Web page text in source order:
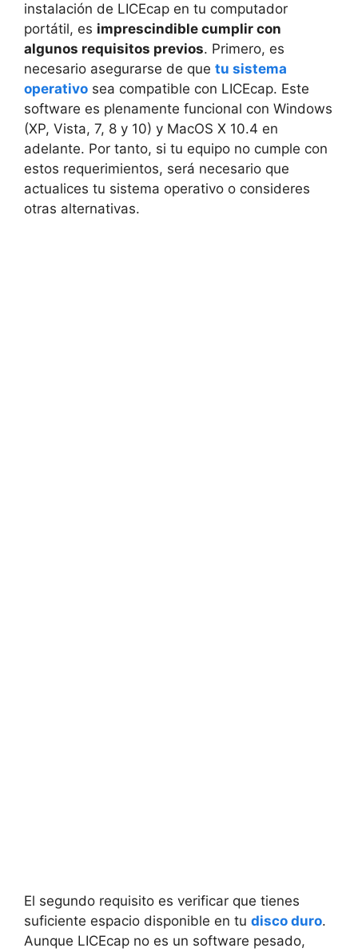
instalación de LICEcap en tu computador
portátil, es imprescindible cumplir con
algunos requisitos previos. Primero, es
necesario asegurarse de que tu sistema
operativo sea compatible con LICEcap. Este
software es plenamente funcional con Windows
(XP, Vista, 7, 8 y 10) y MacOS X 10.4 en
adelante. Por tanto, si tu equipo no cumple con
estos requerimientos, será necesario que
actualices tu sistema operativo o consideres
otras alternativas.
El segundo requisito es verificar que tienes
suficiente espacio disponible en tu disco duro.
Aunque LICEcap no es un software pesado,